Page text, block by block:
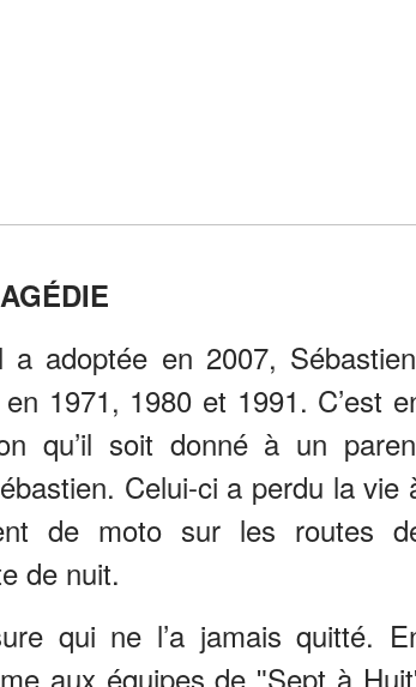
adoptée en 2007,
1971, 1980 et 1991. C’est
qu’il soit donné à un
Celui-ci a perdu la vie
de moto sur les routes
de nuit.
qui ne l’a jamais quitté.
aux équipes de ʺSept à